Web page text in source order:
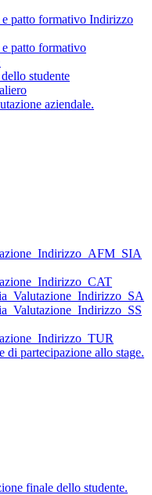
patto formativo Indirizzo
patto formativo
studente
aziendale.
di partecipazione allo stage.
finale dello studente.